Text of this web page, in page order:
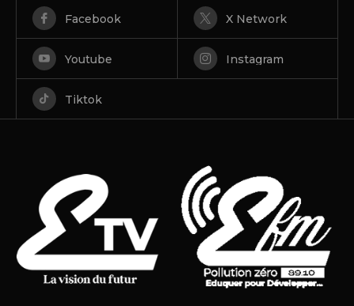
Facebook X Network
Youtube Instagram
Tiktok